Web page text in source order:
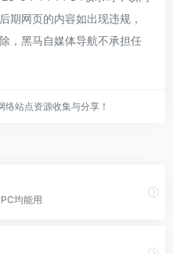
期网页的内容如出现违规，
，黑马自媒体导航不承担任
站点资源收集与分享！
均能用